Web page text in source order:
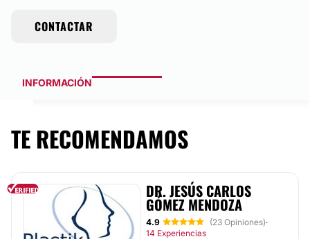
CONTACTAR
INFORMACIÓN
TE RECOMENDAMOS
DR. JESÚS CARLOS
GÓMEZ MENDOZA
4.9 (23 Opiniones)·
14 Experiencias